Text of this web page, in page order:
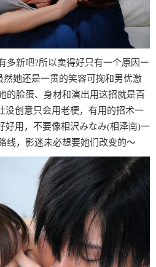
多新吧?所以卖得好只有一个原因ー
她还是一贯的笑容可掬和男优激
的脸蛋、身材和演出用这招就是百
没创意只会用老梗，有用的招术一
好用，不要像相沢みなみ(相泽南)一
线，影迷未必想要她们改变的〜